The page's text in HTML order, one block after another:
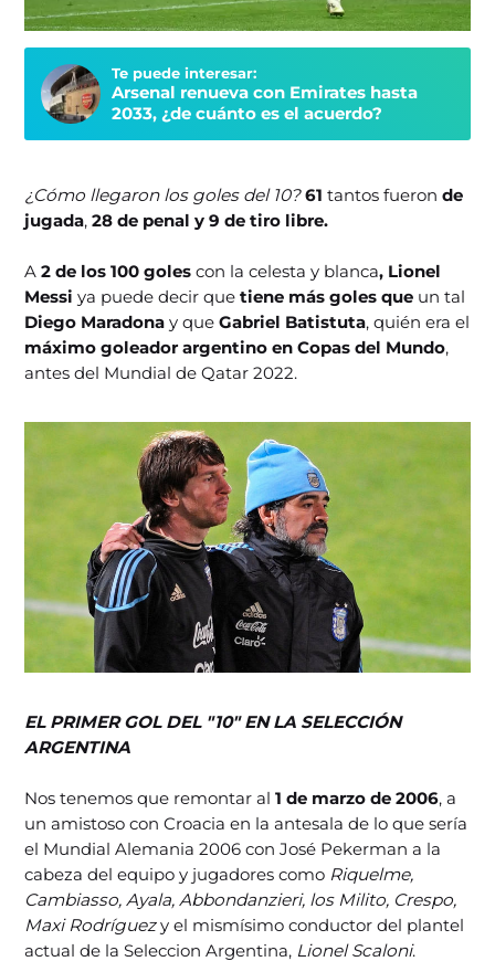
Te puede interesar:
Arsenal renueva con Emirates hasta
2033, ¿de cuánto es el acuerdo?
¿Cómo llegaron los goles del 10? 61tantos fueronde
jugada,28 de penal y 9 de tiro libre.
A 2 de los 100 golescon la celesta y blanca, Lionel
Messiya puede decir que tiene más goles que un tal
Diego Maradonay que Gabriel Batistuta, quién era el
máximo goleador argentino en Copas del Mundo,
antes del Mundial de Qatar 2022.
EL PRIMER GOL DEL "10" EN LA SELECCIÓN
ARGENTINA
Nos tenemos que remontar al1 de marzo de 2006, a
un amistoso con Croacia en la antesala de lo que sería
el Mundial Alemania 2006 con José Pekerman a la
cabeza del equipo y jugadores como Riquelme,
Cambiasso, Ayala, Abbondanzieri, los Milito, Crespo,
Maxi Rodríguezy el mismísimo conductor del plantel
actual de la Seleccion Argentina, Lionel Scaloni.